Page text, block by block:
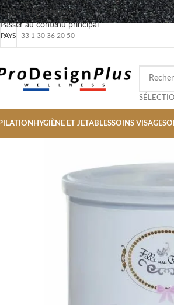
Passer à la navigation
Passer au contenu principal
PAYS+33 1 30 36 20 50
HYGIÈNE ET JETABLESSOINS VISAGE